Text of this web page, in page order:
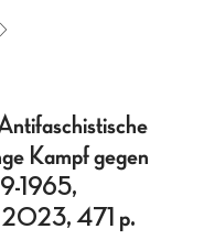
Kampf gegen
1965,
2023, 471 p.